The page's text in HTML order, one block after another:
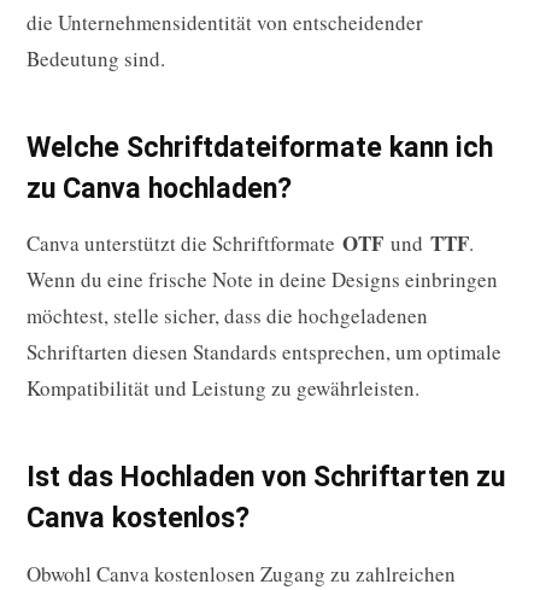
die Unternehmensidentität von entscheidender
Bedeutung sind.
Welche Schriftdateiformate kann ich
zu Canva hochladen?
Canva unterstützt die Schriftformate OTF und TTF.
Wenn du eine frische Note in deine Designs einbringen
möchtest, stelle sicher, dass die hochgeladenen
Schriftarten diesen Standards entsprechen, um optimale
Kompatibilität und Leistung zu gewährleisten.
Ist das Hochladen von Schriftarten zu
Canva kostenlos?
Obwohl Canva kostenlosen Zugang zu zahlreichen